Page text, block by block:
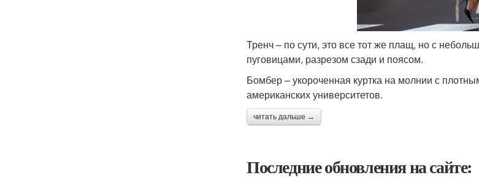
Тренч – по сути, это все тот же плащ, но с
пуговицами, разрезом сзади и поясом.
Бомбер – укороченная куртка на молнии с
американских университетов.
читать дальше →
Последние обновления на сайте: